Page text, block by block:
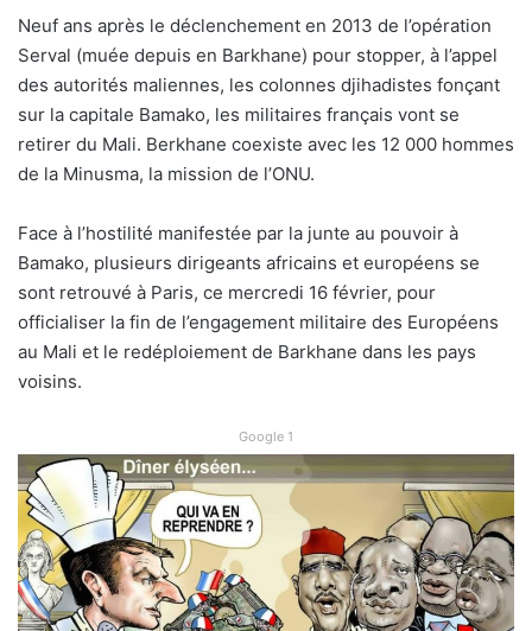
Neuf ans après le déclenchement en 2013 de l’opération
Serval (muée depuis en Barkhane) pour stopper, à l’appel
des autorités maliennes, les colonnes djihadistes fonçant
sur la capitale Bamako, les militaires français vont se
retirer du Mali. Berkhane coexiste avec les 12 000 hommes
de la Minusma, la mission de l’ONU.
Face à l’hostilité manifestée par la junte au pouvoir à
Bamako, plusieurs dirigeants africains et européens se
sont retrouvé à Paris, ce mercredi 16 février, pour
officialiser la fin de l’engagement militaire des Européens
au Mali et le redéploiement de Barkhane dans les pays
voisins.
Google 1